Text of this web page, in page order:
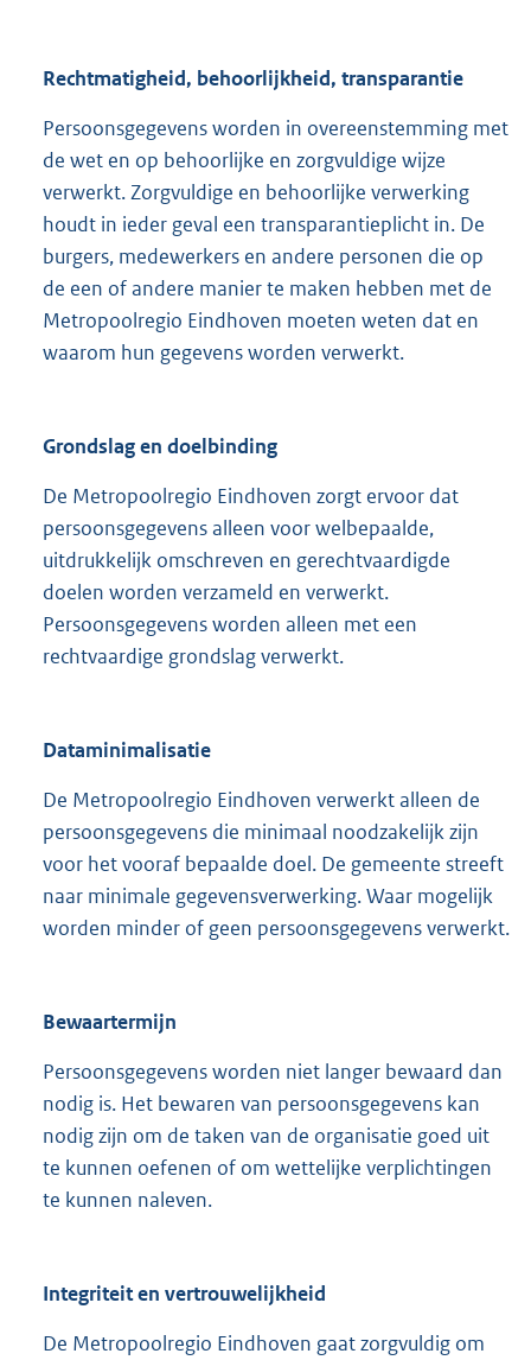
Rechtmatigheid, behoorlijkheid, transparantie
Persoonsgegevens worden in overeenstemming met
de wet en op behoorlijke en zorgvuldige wijze
verwerkt. Zorgvuldige en behoorlijke verwerking
houdt in ieder geval een transparantieplicht in. De
burgers, medewerkers en andere personen die op
de een of andere manier te maken hebben met de
Metropoolregio Eindhoven moeten weten dat en
waarom hun gegevens worden verwerkt.
Grondslag en doelbinding
De Metropoolregio Eindhoven zorgt ervoor dat
persoonsgegevens alleen voor welbepaalde,
uitdrukkelijk omschreven en gerechtvaardigde
doelen worden verzameld en verwerkt.
Persoonsgegevens worden alleen met een
rechtvaardige grondslag verwerkt.
Dataminimalisatie
De Metropoolregio Eindhoven verwerkt alleen de
persoonsgegevens die minimaal noodzakelijk zijn
voor het vooraf bepaalde doel. De gemeente streeft
naar minimale gegevensverwerking. Waar mogelijk
worden minder of geen persoonsgegevens verwerkt.
Bewaartermijn
Persoonsgegevens worden niet langer bewaard dan
nodig is. Het bewaren van persoonsgegevens kan
nodig zijn om de taken van de organisatie goed uit
te kunnen oefenen of om wettelijke verplichtingen
te kunnen naleven.
Integriteit en vertrouwelijkheid
De Metropoolregio Eindhoven gaat zorgvuldig om